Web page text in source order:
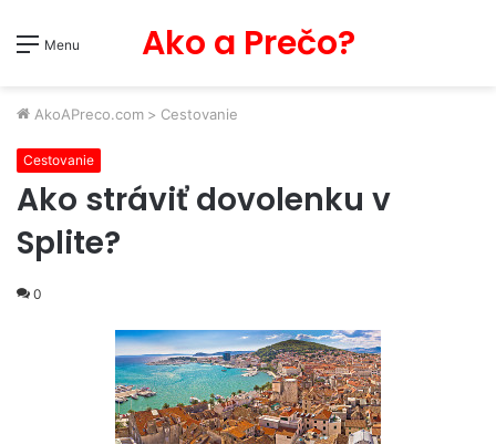
Menu Ako a Prečo?
AkoAPreco.com > Cestovanie
Cestovanie
Ako stráviť dovolenku v
Splite?
0